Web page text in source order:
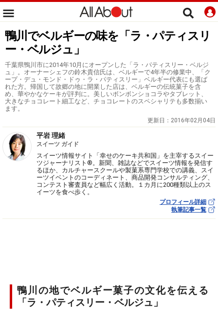
鴨川でベルギーの味を「ラ・パティスリ
ー・ベルジュ」
千葉県鴨川市に2014年10月にオープンした「ラ・パティスリー・ベルジ
ュ」。オーナーシェフの鈴木貴信氏は、ベルギーで4年半の修業中、「ク
ープ・デュ・モンド・ドゥ・ラ・パティスリー」ベルギー代表にも選ば
れた方。帰国して故郷の地に開業した店は、ベルギーの伝統菓子を含
め、華やかなケーキが評判に。美しいボンボンショコラやタブレット、
大きなチョコレート細工など、チョコレートのスペシャリテも多数揃い
ます。
更新日： 2016年02月04日
平岩 理緒
スイーツ ガイド
スイーツ情報サイト「幸せのケーキ共和国」を主宰するスイー
ツジャーナリスト®。新聞、雑誌などでスイーツ情報を発信す
るほか、カルチャースクールや製菓系専門学校での講義、スイ
ーツイベントのコーディネート、商品開発コンサルティング、
コンテスト審査員など幅広く活動。１カ月に200種類以上のス
イーツを食べ歩く。
プロフィール詳細
執筆記事一覧
鴨川の地でベルギー菓子の文化を伝える
「ラ・パティスリー・ベルジュ」